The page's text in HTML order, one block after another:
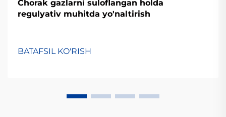
Chorak gazlarni suloflangan holda
regulyativ muhitda yo'naltirish
BATAFSIL KO'RISH